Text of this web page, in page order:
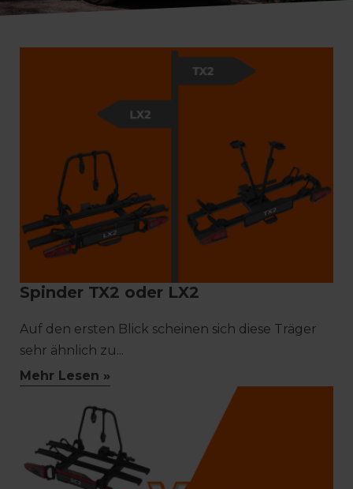
Spinder TX2 oder LX2
Auf den ersten Blick scheinen sich diese Träger
sehr ähnlich zu...
Mehr Lesen »